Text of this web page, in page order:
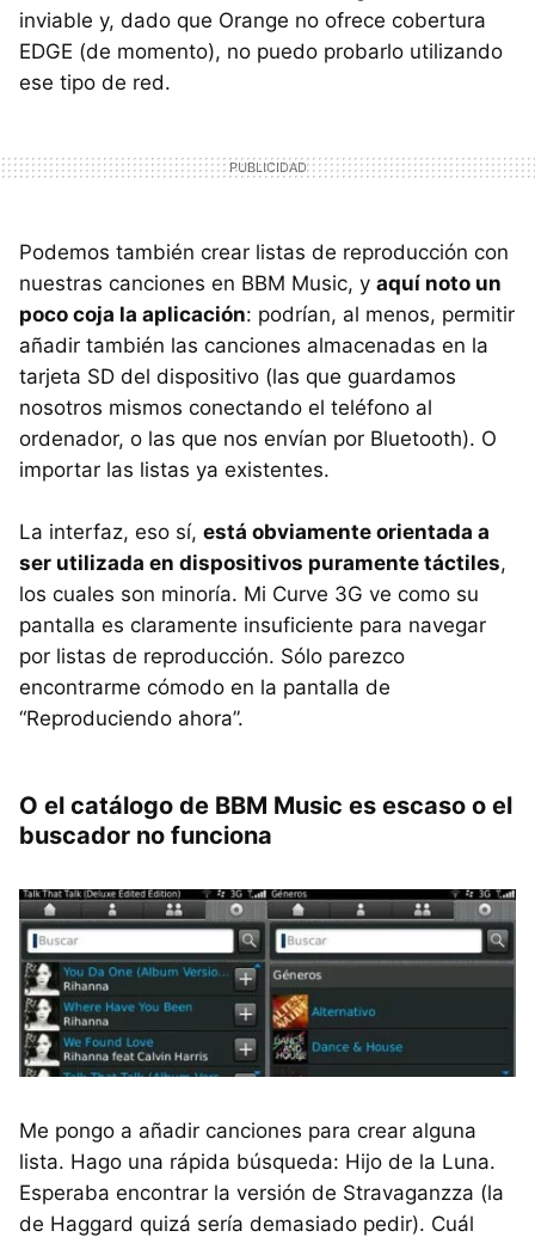
inviable y, dado que Orange no ofrece cobertura
EDGE (de momento), no puedo probarlo utilizando
ese tipo de red.
Podemos también crear listas de reproducción con
nuestras canciones en BBM Music, y aquí noto un
poco coja la aplicación: podrían, al menos, permitir
añadir también las canciones almacenadas en la
tarjeta SD del dispositivo (las que guardamos
nosotros mismos conectando el teléfono al
ordenador, o las que nos envían por Bluetooth). O
importar las listas ya existentes.
La interfaz, eso sí, está obviamente orientada a
ser utilizada en dispositivos puramente táctiles,
los cuales son minoría. Mi Curve 3G ve como su
pantalla es claramente insuficiente para navegar
por listas de reproducción. Sólo parezco
encontrarme cómodo en la pantalla de
“Reproduciendo ahora”.
O el catálogo de BBM Music es escaso o el
buscador no funciona
Me pongo a añadir canciones para crear alguna
lista. Hago una rápida búsqueda: Hijo de la Luna.
Esperaba encontrar la versión de Stravaganzza (la
de Haggard quizá sería demasiado pedir). Cuál